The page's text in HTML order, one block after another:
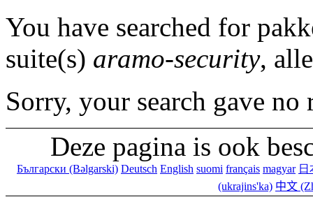
You have searched for
suite(s) aramo-security,
Sorry, your search gave no
Deze pagina is ook
Български (Bəlgarski) Deutsch English suomi français magyar 日
(ukrajins'ka) 中文